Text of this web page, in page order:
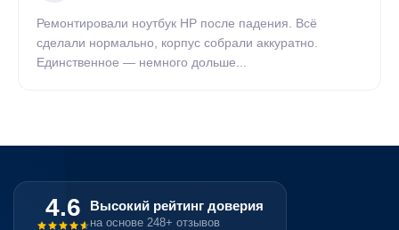
Ремонтировали ноутбук HP после падения. Всё
сделали нормально, корпус собрали аккуратно.
Единственное — немного дольше...
4.6 Высокий рейтинг доверия
на основе 248+ отзывов